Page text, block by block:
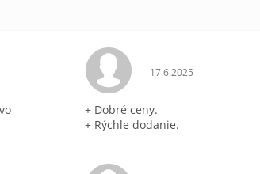
Hodnotenie
17.6.2025
+ Dobré ceny.
+ Rýchle dodanie.